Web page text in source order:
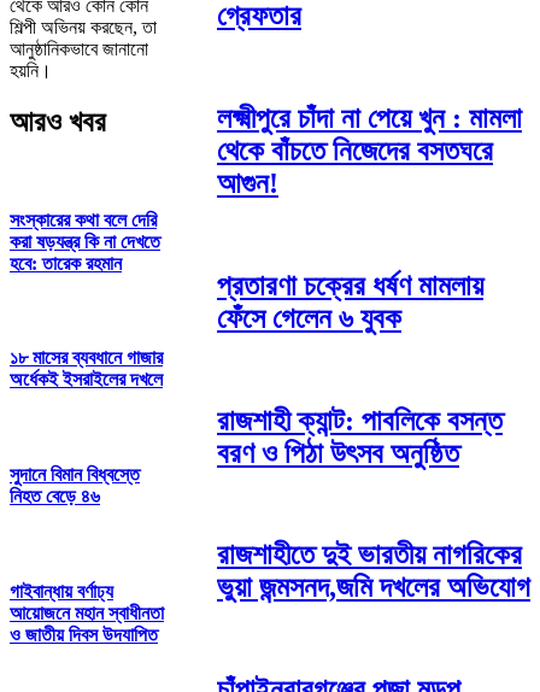
থেকে আরও কোন কোন
শিল্পী অভিনয় করছেন, তা
আনুষ্ঠানিকভাবে জানানো
হয়নি।
আরও খবর
সংস্কারের কথা বলে দেরি
করা ষড়যন্ত্র কি না দেখতে
হবে: তারেক রহমান
১৮ মাসের ব্যবধানে গাজার
অর্ধেকই ইসরাইলের দখলে
সুদানে বিমান বিধ্বস্তে
নিহত বেড়ে ৪৬
গাইবান্ধায় বর্ণাঢ্য
আয়োজনে মহান স্বাধীনতা
ও জাতীয় দিবস উদযাপিত
গ্রেফতার
লক্ষ্মীপুরে চাঁদা না পেয়ে খুন : মামলা
থেকে বাঁচতে নিজেদের বসতঘরে
আগুন!
প্রতারণা চক্রের ধর্ষণ মামলায়
ফেঁসে গেলেন ৬ যুবক
রাজশাহী ক্যান্ট: পাবলিকে বসন্ত
বরণ ও পিঠা উৎসব অনুষ্ঠিত
রাজশাহীতে দুই ভারতীয় নাগরিকের
ভুয়া জন্মসনদ,জমি দখলের অভিযোগ